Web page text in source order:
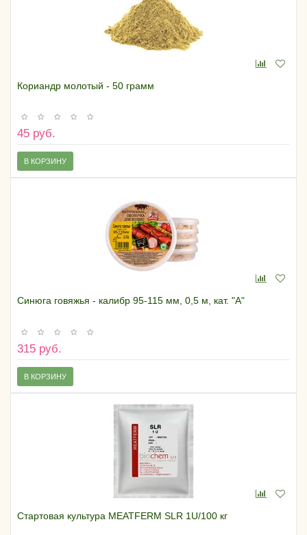
Кориандр молотый - 50 грамм
45 руб.
В КОРЗИНУ
Синюга говяжья - калибр 95-115 мм, 0,5 м, кат. "А"
315 руб.
В КОРЗИНУ
Стартовая культура MEATFERM SLR 1U/100 кг